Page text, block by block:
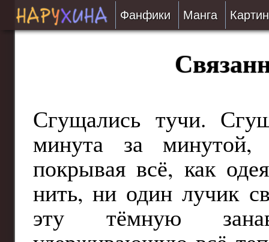
Фанфики
Сборники
Рецензии
На проверке
Отправить
Манга
Сгущались тучи.
минута за минутой,
покрывая всё, как
нить, ни один лучик
эту тёмную